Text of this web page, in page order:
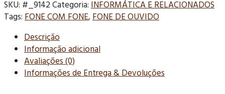
SKU: #_9142Categoria:INFORMÁTICA E RELACIONADOS
Tags:FONE COM FONE,FONE DE OUVIDO
Descrição
Informação adicional
Avaliações (0)
Informações de Entrega & Devoluções